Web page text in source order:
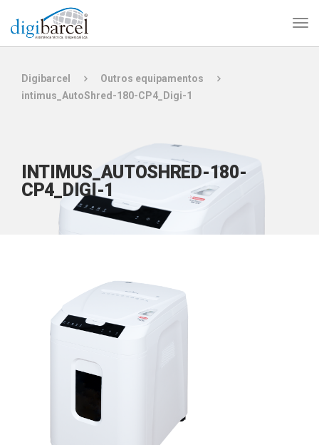
Digibarcel
Outros equipamentos
intimus_AutoShred-180-CP4_Digi-1
INTIMUS_AUTOSHRED-180-
CP4_DIGI-1